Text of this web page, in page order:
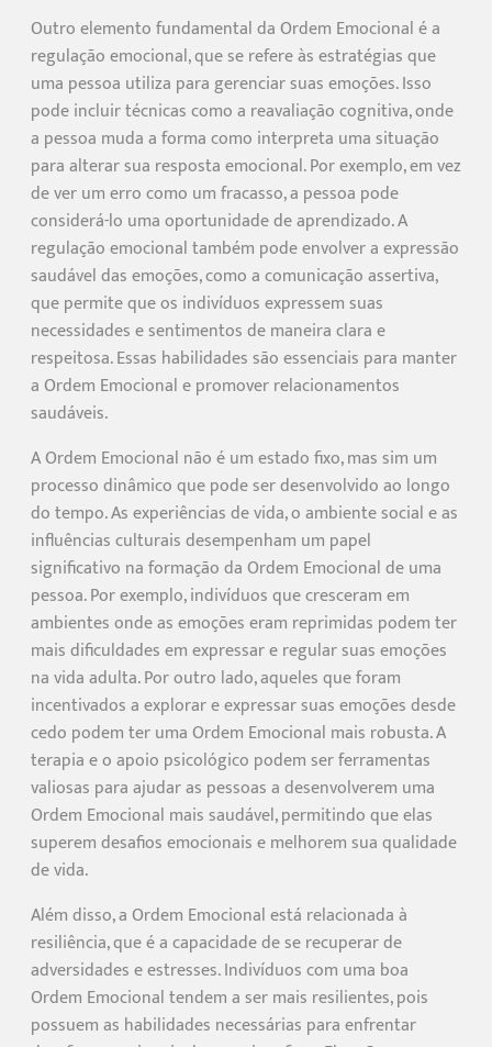
Outro elemento fundamental da Ordem Emocional é a
regulação emocional, que se refere às estratégias que
uma pessoa utiliza para gerenciar suas emoções. Isso
pode incluir técnicas como a reavaliação cognitiva, onde
a pessoa muda a forma como interpreta uma situação
para alterar sua resposta emocional. Por exemplo, em vez
de ver um erro como um fracasso, a pessoa pode
considerá-lo uma oportunidade de aprendizado. A
regulação emocional também pode envolver a expressão
saudável das emoções, como a comunicação assertiva,
que permite que os indivíduos expressem suas
necessidades e sentimentos de maneira clara e
respeitosa. Essas habilidades são essenciais para manter
a Ordem Emocional e promover relacionamentos
saudáveis.
A Ordem Emocional não é um estado fixo, mas sim um
processo dinâmico que pode ser desenvolvido ao longo
do tempo. As experiências de vida, o ambiente social e as
influências culturais desempenham um papel
significativo na formação da Ordem Emocional de uma
pessoa. Por exemplo, indivíduos que cresceram em
ambientes onde as emoções eram reprimidas podem ter
mais dificuldades em expressar e regular suas emoções
na vida adulta. Por outro lado, aqueles que foram
incentivados a explorar e expressar suas emoções desde
cedo podem ter uma Ordem Emocional mais robusta. A
terapia e o apoio psicológico podem ser ferramentas
valiosas para ajudar as pessoas a desenvolverem uma
Ordem Emocional mais saudável, permitindo que elas
superem desafios emocionais e melhorem sua qualidade
de vida.
Além disso, a Ordem Emocional está relacionada à
resiliência, que é a capacidade de se recuperar de
adversidades e estresses. Indivíduos com uma boa
Ordem Emocional tendem a ser mais resilientes, pois
possuem as habilidades necessárias para enfrentar